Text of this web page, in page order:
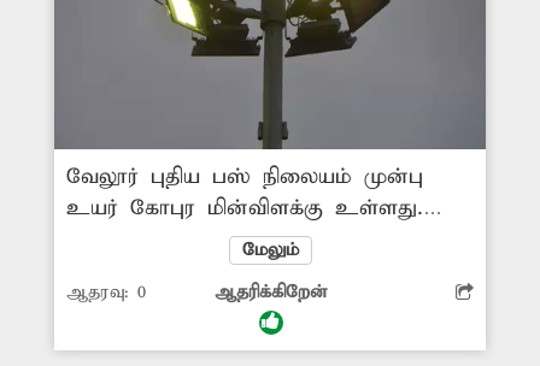
வேலூர் புதிய பஸ் நிலையம் முன்பு
உயர் கோபுர மின்விளக்கு உள்ளது.
அவற்றில் ஒரு சில மின் விளக்குகள்
எரியாமல் இருக்கிறது. இதனால் அங்கு
போதிய வெளிச்சம் இல்லாமல் இருள்
சூழ்ந்து உள்ளது. எனவே சம்பந்தப்பட்ட
மேலும்
ஆதரவு: 0 ஆதரிக்கிறேன்